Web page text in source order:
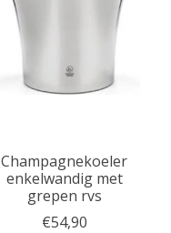
Champagnekoeler
enkelwandig met
grepen rvs
€54,90